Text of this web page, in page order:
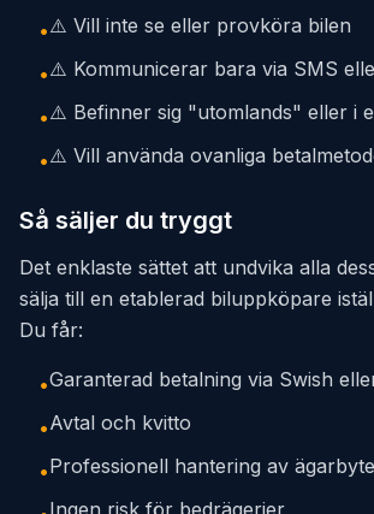
•⚠️ Vill inte se eller provköra bilen
•⚠️ Kommunicerar bara via SMS
•⚠️ Befinner sig "utomlands" eller i
•⚠️ Vill använda ovanliga
Så säljer du tryggt
Det enklaste sättet att undvika alla
sälja till en etablerad biluppköpare
Du får:
•Garanterad betalning via Swish
•Avtal och kvitto
•Professionell hantering av
Ingen risk för bedrägerier